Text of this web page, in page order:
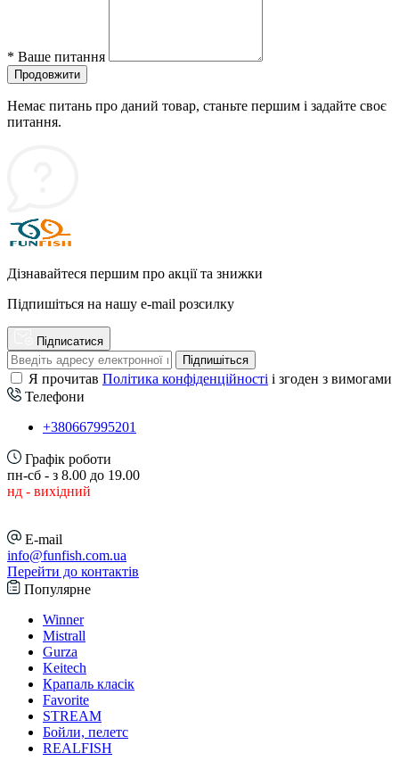
* Ваше питання
Продовжити
Немає питань про даний товар, станьте першим і задайте своє
питання.
Дізнавайтеся першим про акції та знижки
Підпишіться на нашу e-mail розсилку
Підписатися
Підпишіться
Я прочитав Політика конфіденційності і згоден з вимогами
Телефони
+380667995201
Графік роботи
пн-сб - з 8.00 до 19.00
нд - вихідний
E-mail
info@funfish.com.ua
Перейти до контактів
Популярне
Winner
Mistrall
Gurza
Keitech
Крапаль класік
Favorite
STREAM
Бойли, пелетс
REALFISH